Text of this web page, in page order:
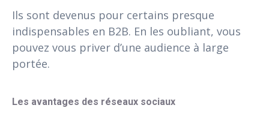
Ils sont devenus pour certains presque
indispensables en B2B. En les oubliant, vous
pouvez vous priver d’une audience à large
portée.
Les avantages des réseaux sociaux